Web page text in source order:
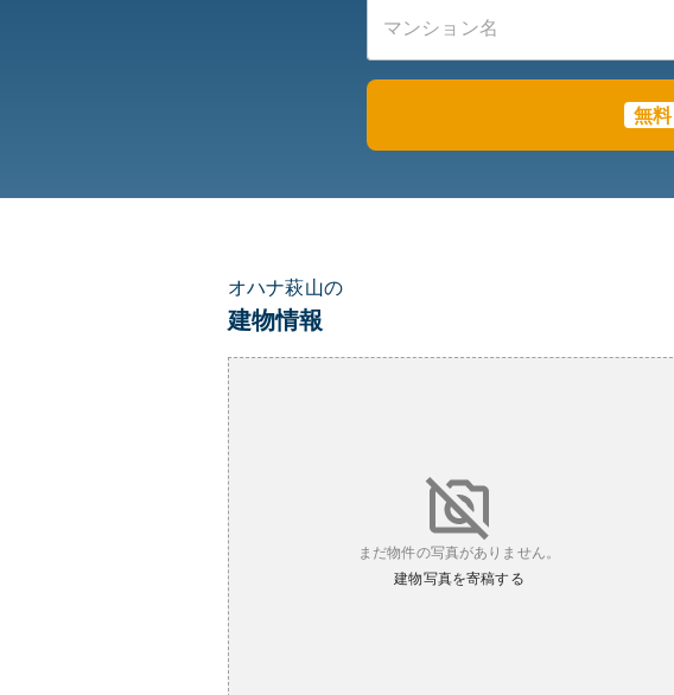
無料
オハナ萩山の
建物情報
まだ物件の写真がありません。
建物写真を寄稿する